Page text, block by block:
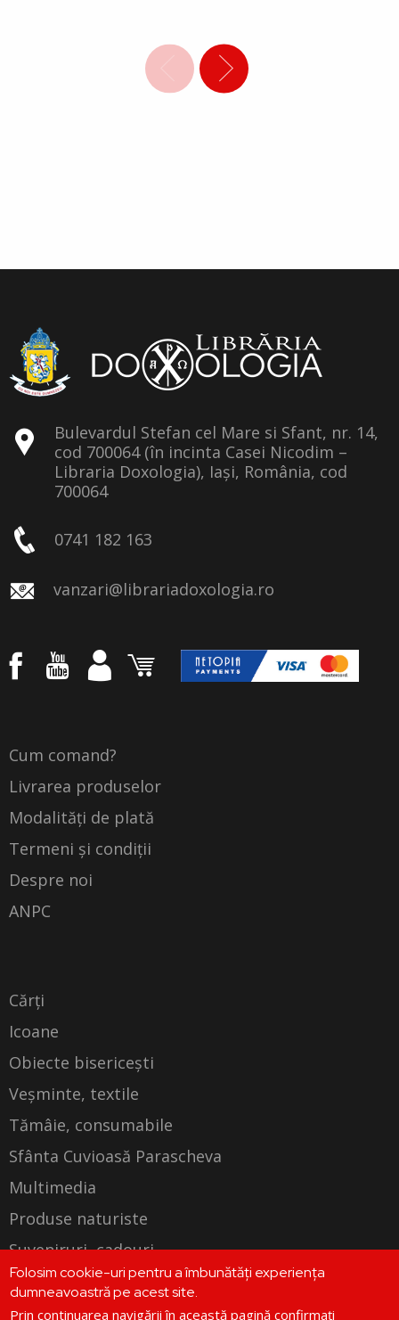
Bulevardul Stefan cel Mare si Sfant, nr. 14,
cod 700064 (în incinta Casei Nicodim –
Libraria Doxologia), Iași, România, cod
700064
0741 182 163
vanzari@librariadoxologia.ro
Cum comand?
Livrarea produselor
Modalități de plată
Termeni și condiții
Despre noi
ANPC
Cărți
Icoane
Obiecte bisericești
Veșminte, textile
Tămâie, consumabile
Sfânta Cuvioasă Parascheva
Multimedia
Produse naturiste
Suveniruri, cadouri
Produse personalizate
Folosim cookie-uri pentru a îmbunătăți experiența
dumneavoastră pe acest site.
Prin continuarea navigării în această pagină confirmați